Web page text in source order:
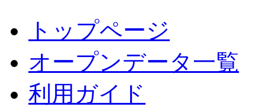
トップページ
オープンデータ一覧
利用ガイド